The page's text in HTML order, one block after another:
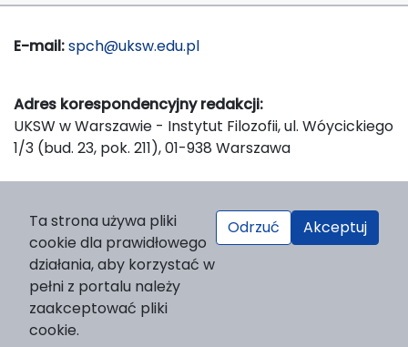
E-mail:spch@uksw.edu.pl
Adres korespondencyjny redakcji:
UKSW w Warszawie - Instytut Filozofii, ul. Wóycickiego
1/3 (bud. 23, pok. 211), 01-938 Warszawa
Wydawnictwo Naukowe UKSW, ul. Dewajtis 5, domek
nr 2, 01-815 Warszawa
Strona WWW Wydawnictwa
e-mail: wydawnictwo@uksw.edu.pl
Ta strona używa pliki
cookie dla prawidłowego
działania, aby korzystać w
pełni z portalu należy
zaakceptować pliki
cookie.
Odrzuć Akceptuj